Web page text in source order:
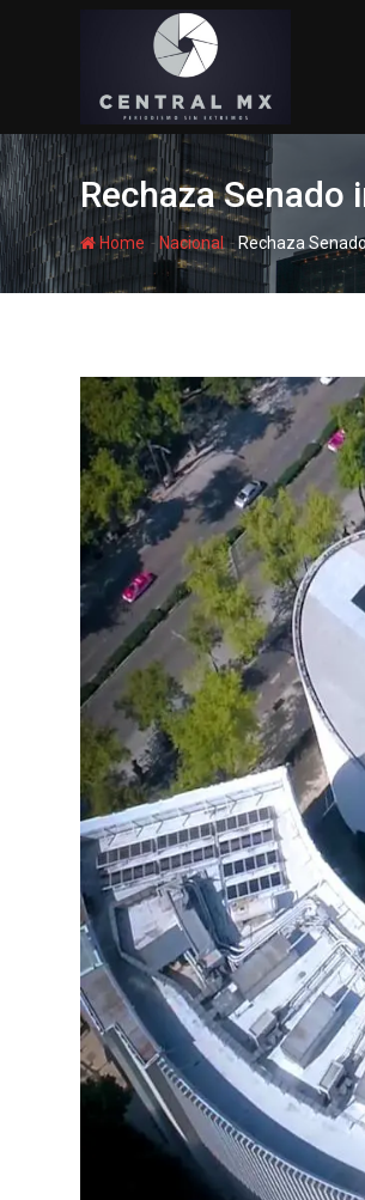
Rechaza
Home - Nacional- Rechaza